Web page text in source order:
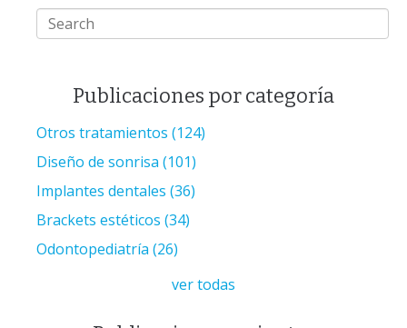
Publicaciones por categoría
Otros tratamientos (124)
Diseño de sonrisa (101)
Implantes dentales (36)
Brackets estéticos (34)
Odontopediatría (26)
ver todas